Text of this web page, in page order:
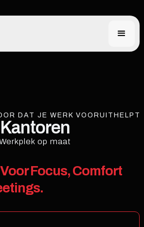
DAT JE WERK VOORUITHELPT
Kantoren
op maat
Focus, Comfort